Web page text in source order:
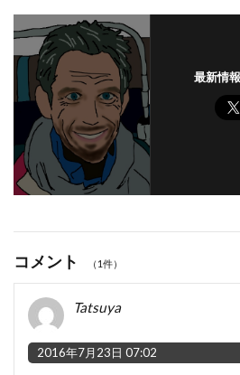
最新情
コメント （1件）
Tatsuya
2016年7月23日 07:02